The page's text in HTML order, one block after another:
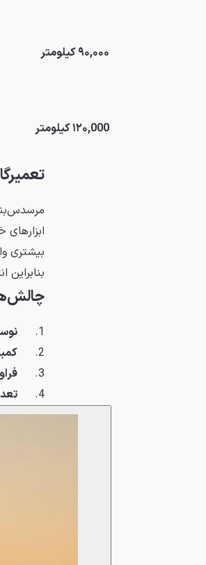
۹۰,۰۰۰ کیلومتر
۱۲۰,000 کیلومتر
بیشتری
1.
2.
3.
4.